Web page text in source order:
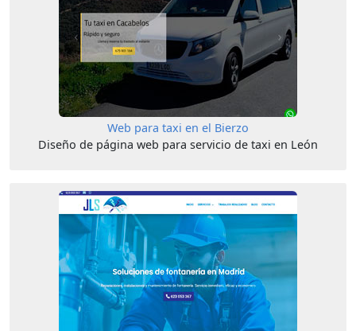
Web para taxi en el Bierzo
Diseño de página web para servicio de taxi en León